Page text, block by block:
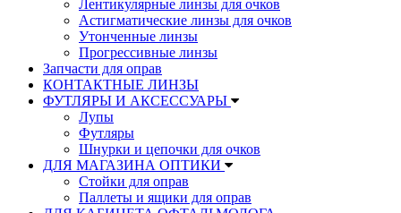
Лентикулярные линзы для очков
Астигматические линзы для очков
Утонченные линзы
Прогрессивные линзы
Запчасти для оправ
КОНТАКТНЫЕ ЛИНЗЫ
ФУТЛЯРЫ И АКСЕССУАРЫ
Лупы
Футляры
Шнурки и цепочки для очков
ДЛЯ МАГАЗИНА ОПТИКИ
Стойки для оправ
Паллеты и ящики для оправ